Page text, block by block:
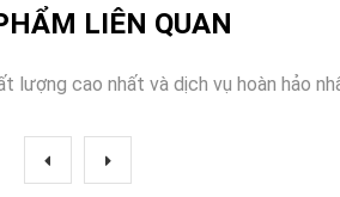
LIÊN QUAN
lượng cao nhất và dịch vụ hoàn hảo